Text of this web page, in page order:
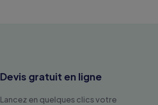
Devis gratuit en ligne
Lancez en quelques clics votre